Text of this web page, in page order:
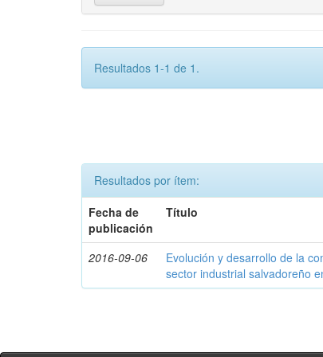
Resultados 1-1 de 1.
Resultados por ítem:
Fecha de
publicación
Título
2016-09-06
Evolución y desarrollo de la
sector industrial salvadoreño